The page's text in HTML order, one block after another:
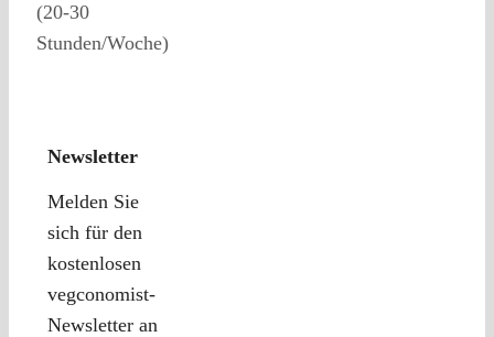
(20-30
Stunden/Woche)
Newsletter
Melden Sie
sich für den
kostenlosen
vegconomist-
Newsletter an